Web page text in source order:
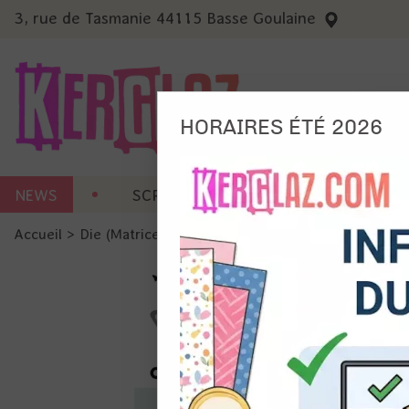
3, rue de Tasmanie 44115 Basse Goulaine
NEWS SCRAP CARTERIE MACHINES
Accueil > Die (Matrice de découpe) Die format standard
Ils
et du
précises
Si vous
de la
HORAIRES ÉTÉ 2026